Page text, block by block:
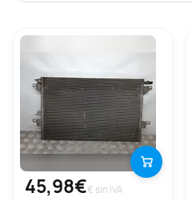
45,98€€ sin IVA